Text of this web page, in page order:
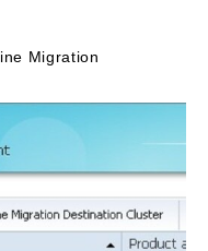
Migration